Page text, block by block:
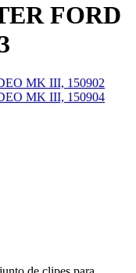
FORD